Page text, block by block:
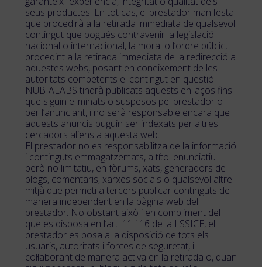
seus productes. En tot cas, el prestador manifesta
que procedirà a la retirada immediata de qualsevol
contingut que pogués contravenir la legislació
nacional o internacional, la moral o l’ordre públic,
procedint a la retirada immediata de la redirecció a
aquestes webs, posant en coneixement de les
autoritats competents el contingut en qüestió
NUBIALABS tindrà publicats aquests enllaços fins
que siguin eliminats o suspesos pel prestador o
per l’anunciant, i no serà responsable encara que
aquests anuncis puguin ser indexats per altres
cercadors aliens a aquesta web.
El prestador no es responsabilitza de la informació
i continguts emmagatzemats, a títol enunciatiu
però no limitatiu, en fòrums, xats, generadors de
blogs, comentaris, xarxes socials o qualsevol altre
mitjà que permeti a tercers publicar continguts de
manera independent en la pàgina web del
prestador. No obstant això i en compliment del
que es disposa en l’art. 11 i 16 de la LSSICE, el
prestador es posa a la disposició de tots els
usuaris, autoritats i forces de seguretat, i
col·laborant de manera activa en la retirada o, quan